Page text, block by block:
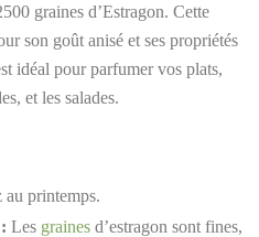
graines d’Estragon. Cette
son goût anisé et ses propriétés
idéal pour parfumer vos plats,
et les salades.
au printemps.
Les graines d’estragon sont fines,